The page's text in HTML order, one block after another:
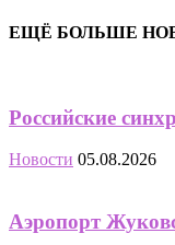
ЕЩЁ БОЛЬШЕ
Российские
Новости 05.08.2026
Аэропорт